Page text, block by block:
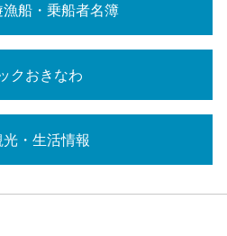
漁船・乗船者名簿
クおきなわ
・生活情報